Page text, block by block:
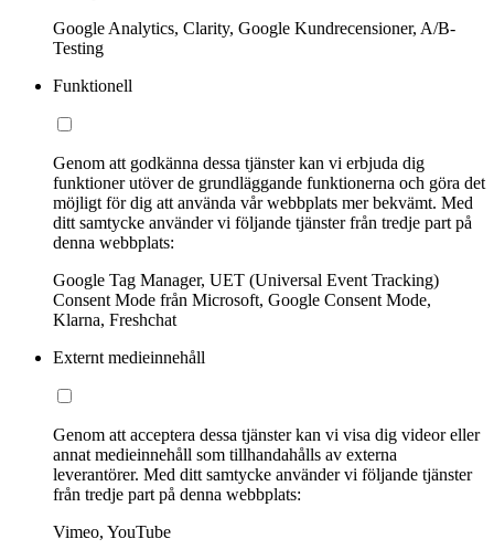
Google Analytics, Clarity, Google Kundrecensioner, A/B-
Testing
Funktionell
Genom att godkänna dessa tjänster kan vi erbjuda dig
funktioner utöver de grundläggande funktionerna och göra det
möjligt för dig att använda vår webbplats mer bekvämt. Med
ditt samtycke använder vi följande tjänster från tredje part på
denna webbplats:
Google Tag Manager, UET (Universal Event Tracking)
Consent Mode från Microsoft, Google Consent Mode,
Klarna, Freshchat
Externt medieinnehåll
Genom att acceptera dessa tjänster kan vi visa dig videor eller
annat medieinnehåll som tillhandahålls av externa
leverantörer. Med ditt samtycke använder vi följande tjänster
från tredje part på denna webbplats:
Vimeo, YouTube